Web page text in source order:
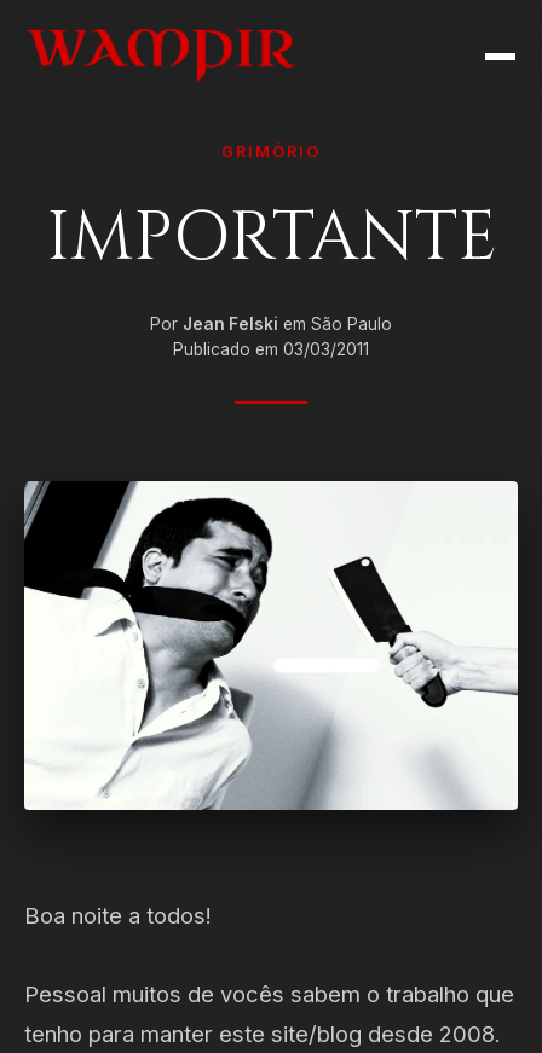
GRIMÓRIO
IMPORTANTE
Por Jean Felski em São Paulo
Publicado em 03/03/2011
Boa noite a todos!
Pessoal muitos de vocês sabem o trabalho que
tenho para manter este site/blog desde 2008.